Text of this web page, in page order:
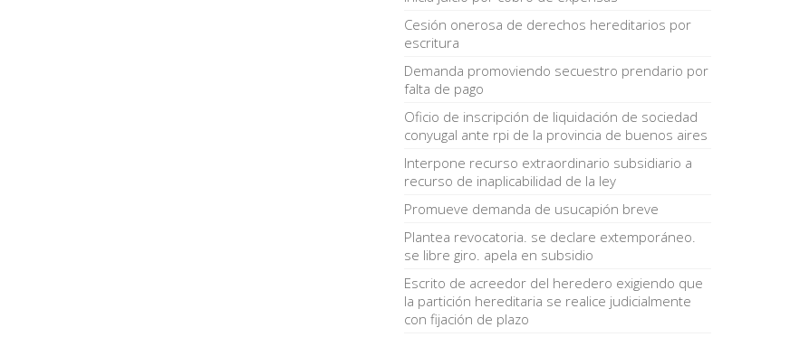
Cesión onerosa de derechos hereditarios por
escritura
Demanda promoviendo secuestro prendario por
falta de pago
Oficio de inscripción de liquidación de sociedad
conyugal ante rpi de la provincia de buenos aires
Interpone recurso extraordinario subsidiario a
recurso de inaplicabilidad de la ley
Promueve demanda de usucapión breve
Plantea revocatoria. se declare extemporáneo.
se libre giro. apela en subsidio
Escrito de acreedor del heredero exigiendo que
la partición hereditaria se realice judicialmente
con fijación de plazo